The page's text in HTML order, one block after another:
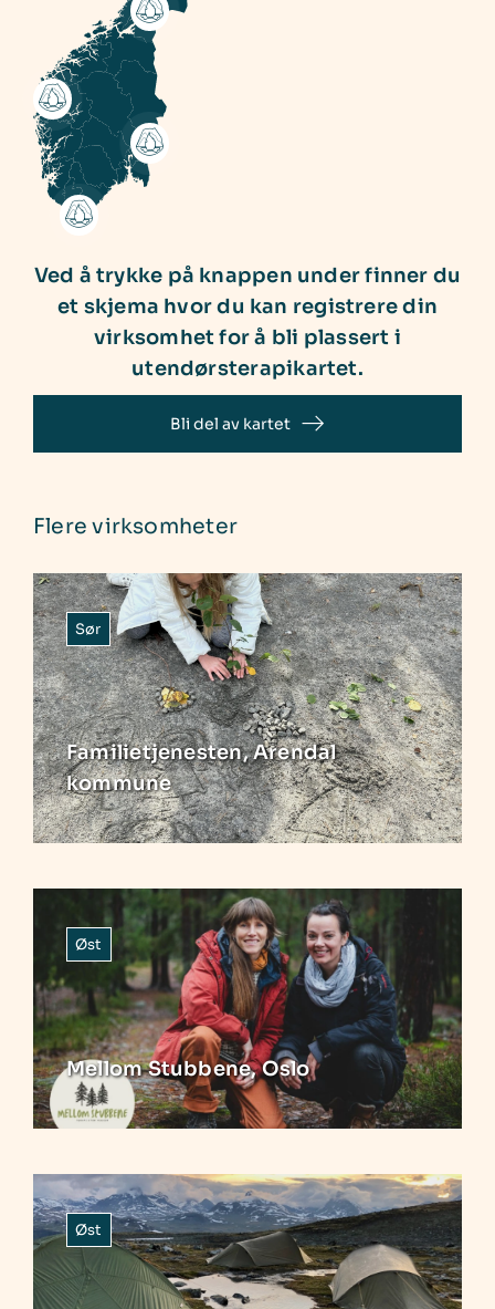
Ved å trykke på knappen under finner du
et skjema hvor du kan registrere din
virksomhet for å bli plassert i
utendørsterapikartet.
Bli del av kartet
Flere virksomheter
Sør
Familietjenesten, Arendal
kommune
Øst
Mellom Stubbene, Oslo
Øst